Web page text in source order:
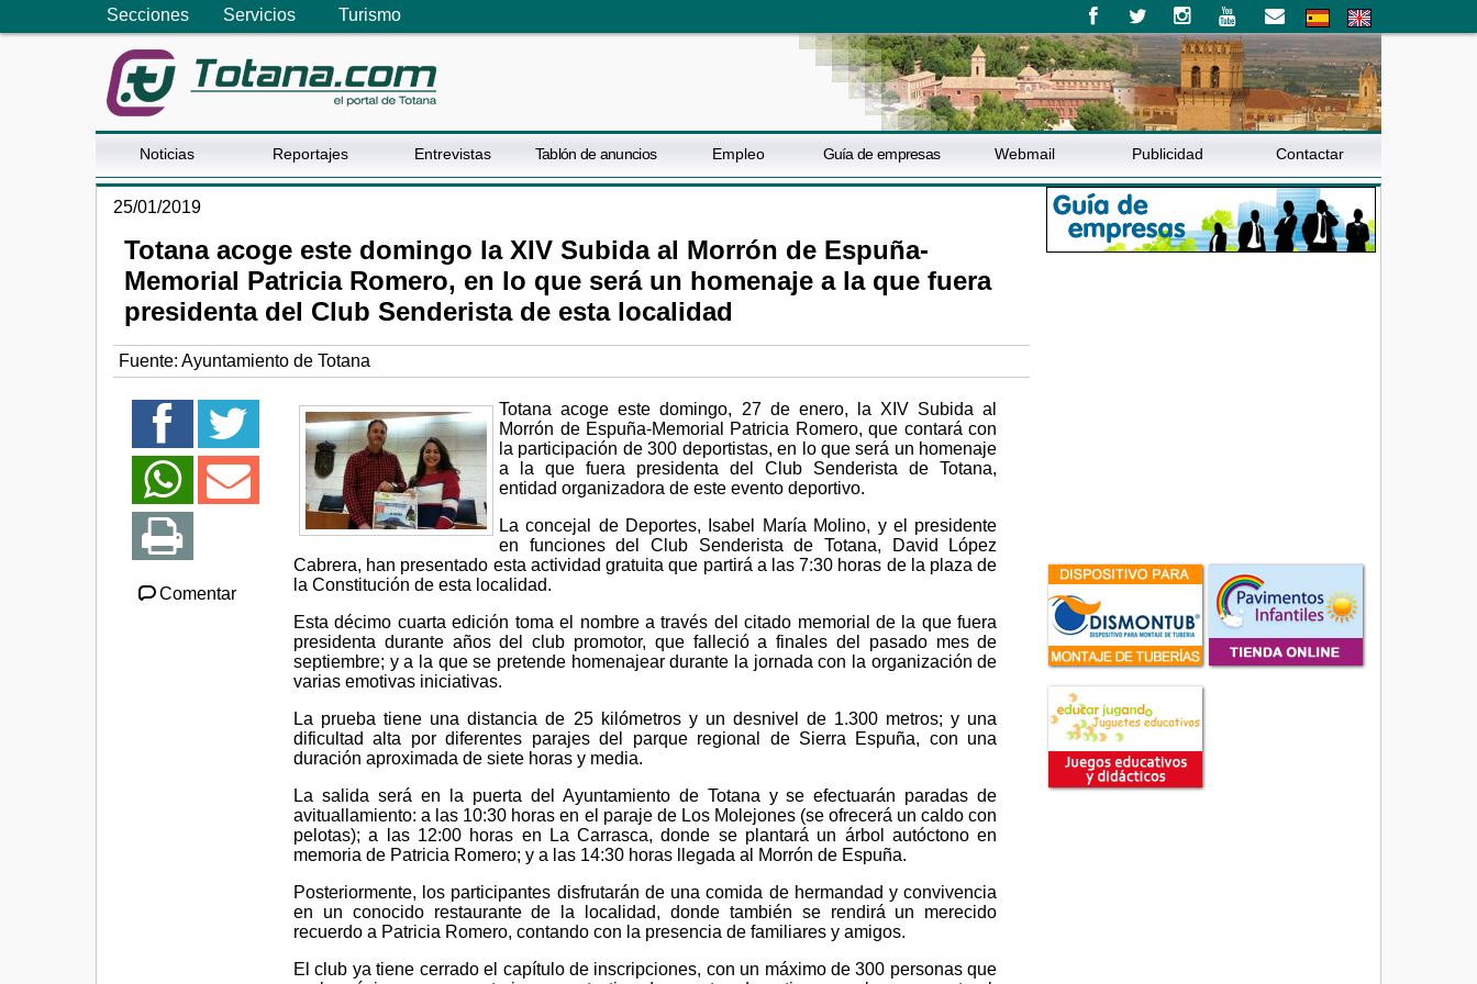
Secciones Servicios Turismo
Noticias Reportajes Entrevistas Tablón de anuncios Empleo Guía de empresas Webmail Publicidad Contactar
25/01/2019
Totana acoge este domingo la XIV Subida al Morrón de Espuña-
Memorial Patricia Romero, en lo que será un homenaje a la que fuera
presidenta del Club Senderista de esta localidad
Fuente: Ayuntamiento de Totana
Comentar
Totana acoge este domingo, 27 de enero, la XIV Subida al
Morrón de Espuña-Memorial Patricia Romero, que contará con
la participación de 300 deportistas, en lo que será un homenaje
a la que fuera presidenta del Club Senderista de Totana,
entidad organizadora de este evento deportivo.
La concejal de Deportes, Isabel María Molino, y el presidente
en funciones del Club Senderista de Totana, David López
Cabrera, han presentado esta actividad gratuita que partirá a las 7:30 horas de la plaza de
la Constitución de esta localidad.
Esta décimo cuarta edición toma el nombre a través del citado memorial de la que fuera
presidenta durante años del club promotor, que falleció a finales del pasado mes de
septiembre; y a la que se pretende homenajear durante la jornada con la organización de
varias emotivas iniciativas.
La prueba tiene una distancia de 25 kilómetros y un desnivel de 1.300 metros; y una
dificultad alta por diferentes parajes del parque regional de Sierra Espuña, con una
duración aproximada de siete horas y media.
La salida será en la puerta del Ayuntamiento de Totana y se efectuarán paradas de
avituallamiento: a las 10:30 horas en el paraje de Los Molejones (se ofrecerá un caldo con
pelotas); a las 12:00 horas en La Carrasca, donde se plantará un árbol autóctono en
memoria de Patricia Romero; y a las 14:30 horas llegada al Morrón de Espuña.
Posteriormente, los participantes disfrutarán de una comida de hermandad y convivencia
en un conocido restaurante de la localidad, donde también se rendirá un merecido
recuerdo a Patricia Romero, contando con la presencia de familiares y amigos.
El club ya tiene cerrado el capítulo de inscripciones, con un máximo de 300 personas que